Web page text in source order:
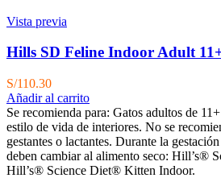
Vista previa
Hills SD Feline Indoor Adult
S/110.30
Añadir al carrito
Se recomienda para: Gatos adultos de
estilo de vida de interiores. No se
gestantes o lactantes. Durante la
deben cambiar al alimento seco: Hill’s®
Hill’s® Science Diet® Kitten Indoor.